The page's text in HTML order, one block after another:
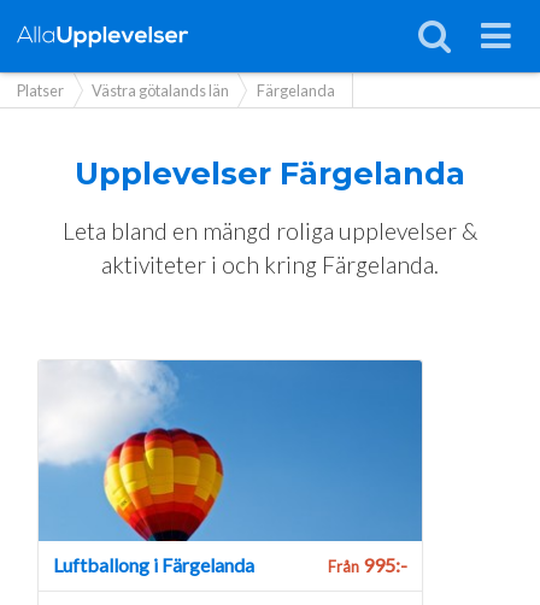
Platser Västra götalands län Färgelanda
Upplevelser Färgelanda
Leta bland en mängd roliga upplevelser &
aktiviteter i och kring Färgelanda.
Luftballong i Färgelanda Från995:-